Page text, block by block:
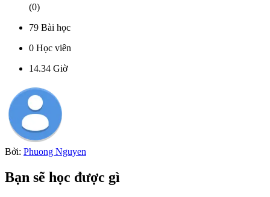
(0)
79 Bài học
0 Học viên
14.34 Giờ
Bởi: Phuong Nguyen
Bạn sẽ học được gì